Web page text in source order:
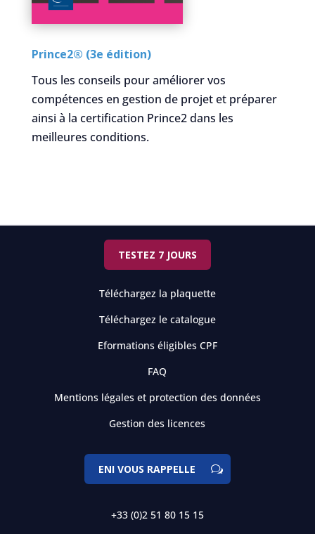
Prince2® (3e édition)
Tous les conseils pour améliorer vos
compétences en gestion de projet et préparer
ainsi à la certification Prince2 dans les
meilleures conditions.
TESTEZ 7 JOURS
Téléchargez la plaquette
Téléchargez le catalogue
Eformations éligibles CPF
FAQ
Mentions légales et protection des données
Gestion des licences
ENI VOUS RAPPELLE
+33 (0)2 51 80 15 15